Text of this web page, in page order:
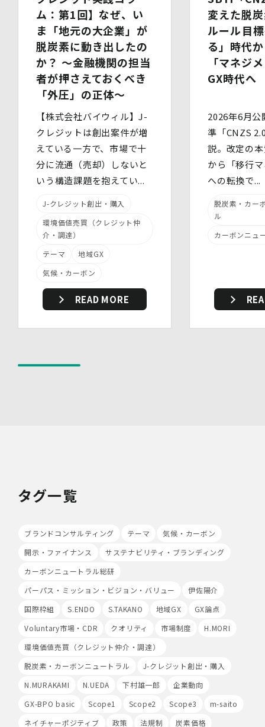
6.安全管理措置
当社は、個人情報保護法、個人情報保護方針及び本方針に
従って、個人データ（個人情報保護法第16条第３項により
定義された「個人データ」をいい、以下同様とします。）
を適切に取り扱い、正確かつ最新のものとするよう適切な
処置を講じます。
また、個人データの漏えい、滅失又は毀損の防止その他の
個人データの保護のため、個人データを適切かつ安全に管
理します。
当社は、個人情報を適切に取り扱うため、以下の安全管理
措置を実施します。
(1)組織的安全管理措置
・ 個人データの取扱いに関する責任者を定め、報告連絡
体制や取扱方法を管理しています。
・ 個人情報の取扱状況について定期的な点検及び監査を
実施しています。
(2)人的安全管理措置
・ 個人データの取扱いに関する留意事項について、従業
・ 個人データについての秘密保持に関する事項を就業規
則に規定しています。
・個人データを取扱う区域において、従業員の入退室管理
及び持ち込む機器等の制限を行うとともに、権限を有しな
す。
・事務所内外の移動を含め、個人情報を取り扱う機器、電
い
当社は、最適なサービスの提供と利便性の向上を目的とし
ス回数、ご利用ブラウザ及びOSその他利用端末等の情報
め、第三者の運営するツールから当社サイトを訪れる前に
イト等)を取得し、ご提供いただいた個人情報と照合する
場合があります。
は、当社サービス等のご利用ができない場合があります。
このほか当社では、広告・マーケティング活動のため、第
三者配信事業者が提供するサービスを利用することがあり
ます。
8.Google Analyticsの利用
当社は、サービス向上のためにGoogle LLC（以下
Analyticsを利用することがあります。Google
Analyticsを利用しますと、Google社又は当社の設定す
ム：第1回】なぜ、い
ま「地元の大企業」が
脱炭素に動き出したの
か？ 〜金融機関の担当
者が押さえておくべき
「外圧」の正体〜
【株式会社バイウィル】J-
クレジットは創出案件が増
えている一方で、市場で十
分に流通（売却）しないと
いう構造課題を抱えてい...
J-クレジット創出・購入
環境価値売買（クレジット仲
介・調達）
テーマ
地域GX
気候・カーボン
READ MORE
変えた脱
ルール――目
る」時代
「マネジ
GX時代へ
2026年6月
準「CNZS
説。改定の
から「移行
への転換で...
脱炭素・カー
ル
カーボンニュ
タグ一覧
ブランドコンサルティング テーマ
気候・カーボン
開示・ファイナンス
サステナビリティ・ブランディング
カーボンニュートラル総研
パーパス・ミッション・ビジョン・バリュー
伊佐陽介
国際枠組
S.ENDO S.TAKANO 地域GX
GX論点
Voluntary市場・CDR
クオリティ 市場制度
H.MORI
環境価値売買（クレジット仲介・調達）
脱炭素・カーボンニュートラル
J-クレジット創出・購入
N.MURAKAMI
N.UEDA 下村雄一郎
企業動向
GX-BPO basic
Scope1 Scope2 Scope3
m-saito
ネイチャーポジティブ
政策 法規制 炭素価格